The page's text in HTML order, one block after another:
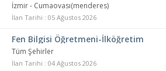
İzmir - Cumaovası(menderes)
İlan Tarihi : 05 Ağustos 2026
Fen Bilgisi Öğretmeni-İlköğretim
Tüm Şehirler
İlan Tarihi : 04 Ağustos 2026